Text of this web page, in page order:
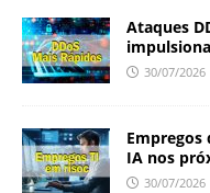
Ataques
30/07/2026
Empregos
IA nos
30/07/2026